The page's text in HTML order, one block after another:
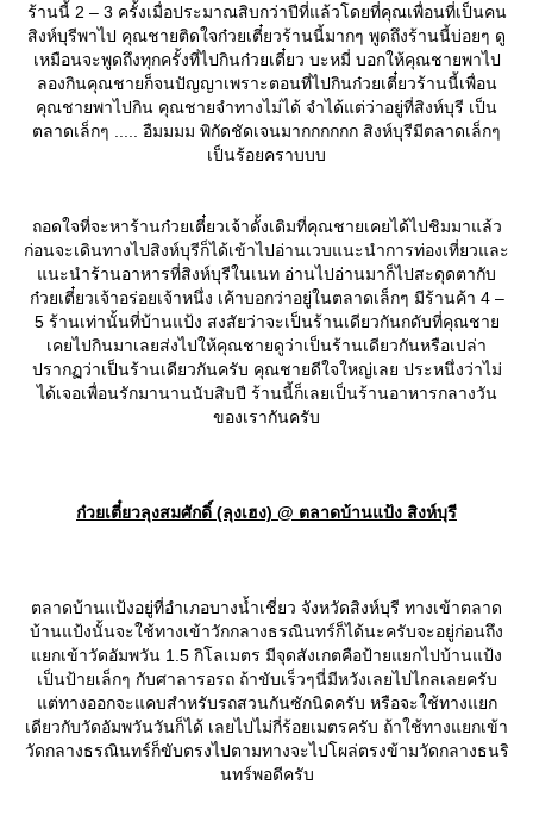
ร้านนี้ 2 – 3 ครั้งเมื่อประมาณสิบกว่าปีที่แล้วโดยที่คุณเพื่อนที่เป็นคน
สิงห์บุรีพาไป คุณชายติดใจก๋วยเตี๋ยวร้านนี้มากๆ พูดถึงร้านนี้บ่อยๆ ดู
เหมือนจะพูดถึงทุกครั้งที่ไปกินก๋วยเตี๋ยว บะหมี่ บอกให้คุณชายพาไป
ลองกินคุณชายก็จนปัญญาเพราะตอนที่ไปกินก๋วยเตี๋ยวร้านนี้เพื่อน
คุณชายพาไปกิน คุณชายจำทางไม่ได้ จำได้แต่ว่าอยู่ที่สิงห์บุรี เป็น
ตลาดเล็กๆ ..... อืมมมม พิกัดชัดเจนมากกกกกก สิงห์บุรีมีตลาดเล็กๆ
เป็นร้อยคราบบบ
ถอดใจที่จะหาร้านก๋วยเตี๋ยวเจ้าดั้งเดิมที่คุณชายเคยได้ไปชิมมาแล้ว
ก่อนจะเดินทางไปสิงห์บุรีก็ได้เข้าไปอ่านเวบแนะนำการท่องเที่ยวและ
นะนำร้านอาหารที่สิงห์บุรีในเนท อ่านไปอ่านมาก็ไปสะดุดตากับ
ก๋วยเตี๋ยวเจ้าอร่อยเจ้าหนึ่ง เค้าบอกว่าอยู่ในตลาดเล็กๆ มีร้านค้า 4 –
5 ร้านเท่านั้นที่บ้านแป้ง สงสัยว่าจะเป็นร้านเดียวกันกดับที่คุณชา
เคยไปกินมาเลยส่งไปให้คุณชายดูว่าเป็นร้านเดียวกันหรือเปล่า
ปรากฏว่าเป็นร้านเดียวกันครับ คุณชายดีใจใหญ่เลย ประหนึ่งว่าไม่
ได้เจอเพื่อนรักมานานนับสิบปี ร้านนี้ก็เลยเป็นร้านอาหารกลางวัน
ของเรากันครับ
ก๋วยเตี๋ยวลุงสมศักดิ์ (ลุงเฮง) @ ตลาดบ้านแป้ง สิงห์บุรี
ตลาดบ้านแป้งอยู่ที่อำเภอบางน้ำเชี่ยว จังหวัดสิงห์บุรี ทางเข้าตลาด
บ้านแป้งนั้นจะใช้ทางเข้าวักกลางธรณินทร์ก็ได้นะครับจะอยู่ก่อนถึง
กเข้าวัดอัมพวัน 1.5 กิโลเมตร มีจุดสังเกตคือป้ายแยกไปบ้านแป้ง
เป็นป้ายเล็กๆ กับศาลารอรถ ถ้าขับเร็วๆนี่มีหวังเลยไปไกลเลยครับ
ต่ทางออกจะแคบสำหรับรถสวนกันซักนิดครับ หรือจะใช้ทางแยก
เดียวกับวัดอัมพวันวันก็ได้ เลยไปไม่กี่ร้อยเมตรครับ ถ้าใช้ทางแยกเข้า
วัดกลางธรณินทร์ก็ขับตรงไปตามทางจะไปโผล่ตรงข้ามวัดกลางธนริ
นทร์พอดีครับ